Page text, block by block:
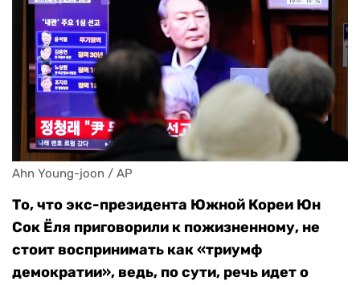
Ahn Young-joon / AP
То, что экс-президента Южной Кореи Юн
Сок Ёля приговорили к пожизненному, не
стоит воспринимать как «триумф
демократии», ведь, по сути, речь идет о